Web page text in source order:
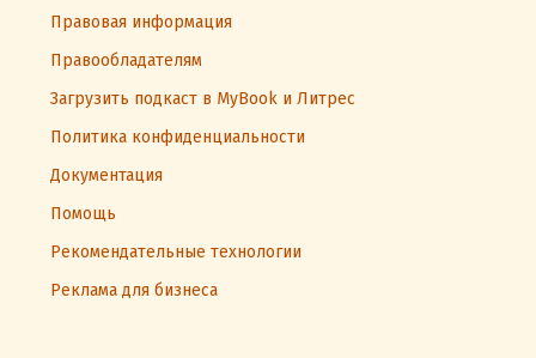
Правовая информация
Правообладателям
Загрузить подкаст в MyBook и Литрес
Политика конфиденциальности
Документация
Помощь
Рекомендательные технологии
Реклама для бизнеса